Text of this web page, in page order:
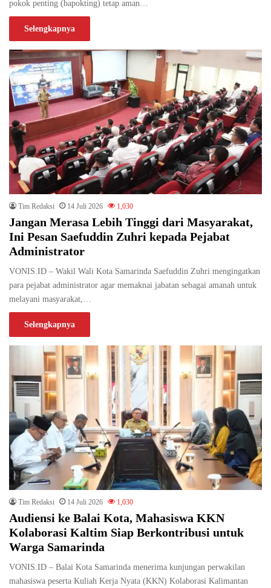
pokok penting (bapokting) tetap aman…
Selengkapnya
Tim Redaksi 14 Juli 2026 1,030
Jangan Merasa Lebih Tinggi dari Masyarakat,
Ini Pesan Saefuddin Zuhri kepada Pejabat
Administrator
VONIS.ID – Wakil Wali Kota Samarinda Saefuddin Zuhri mengingatkan
para pejabat administrator agar memaknai jabatan sebagai amanah untuk
melayani masyarakat,…
Selengkapnya
Tim Redaksi 14 Juli 2026 1,030
Audiensi ke Balai Kota, Mahasiswa KKN
Kolaborasi Kaltim Siap Berkontribusi untuk
Warga Samarinda
VONIS.ID – Balai Kota Samarinda menerima kunjungan perwakilan
mahasiswa peserta Kuliah Kerja Nyata (KKN) Kolaborasi Kalimantan